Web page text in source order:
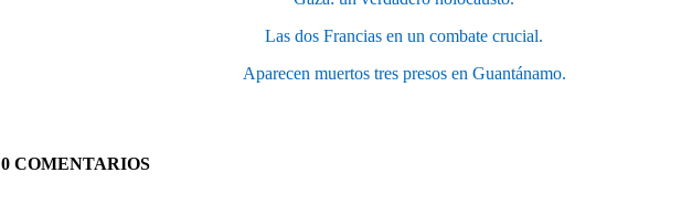
Las dos Francias en un combate crucial.
Aparecen muertos tres presos en Guantánamo.
0 COMENTARIOS